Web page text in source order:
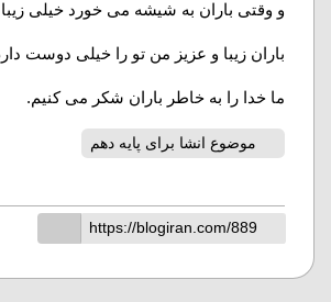
و وقتی باران به شیشه می خورد خیلی
باران زیبا و عزیز من تو را خیلی دوست
ما خدا را به خاطر باران شکر می کنیم.
موضوع انشا برای پایه دهم